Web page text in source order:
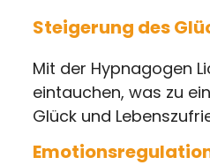
Steigerung des
Mit der Hypnagogen
eintauchen, was zu
Glück und